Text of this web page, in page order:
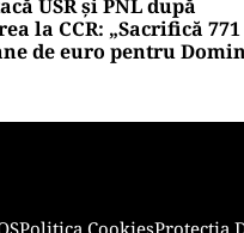
USR și PNL după
la CCR: „Sacrifică 771
de euro pentru